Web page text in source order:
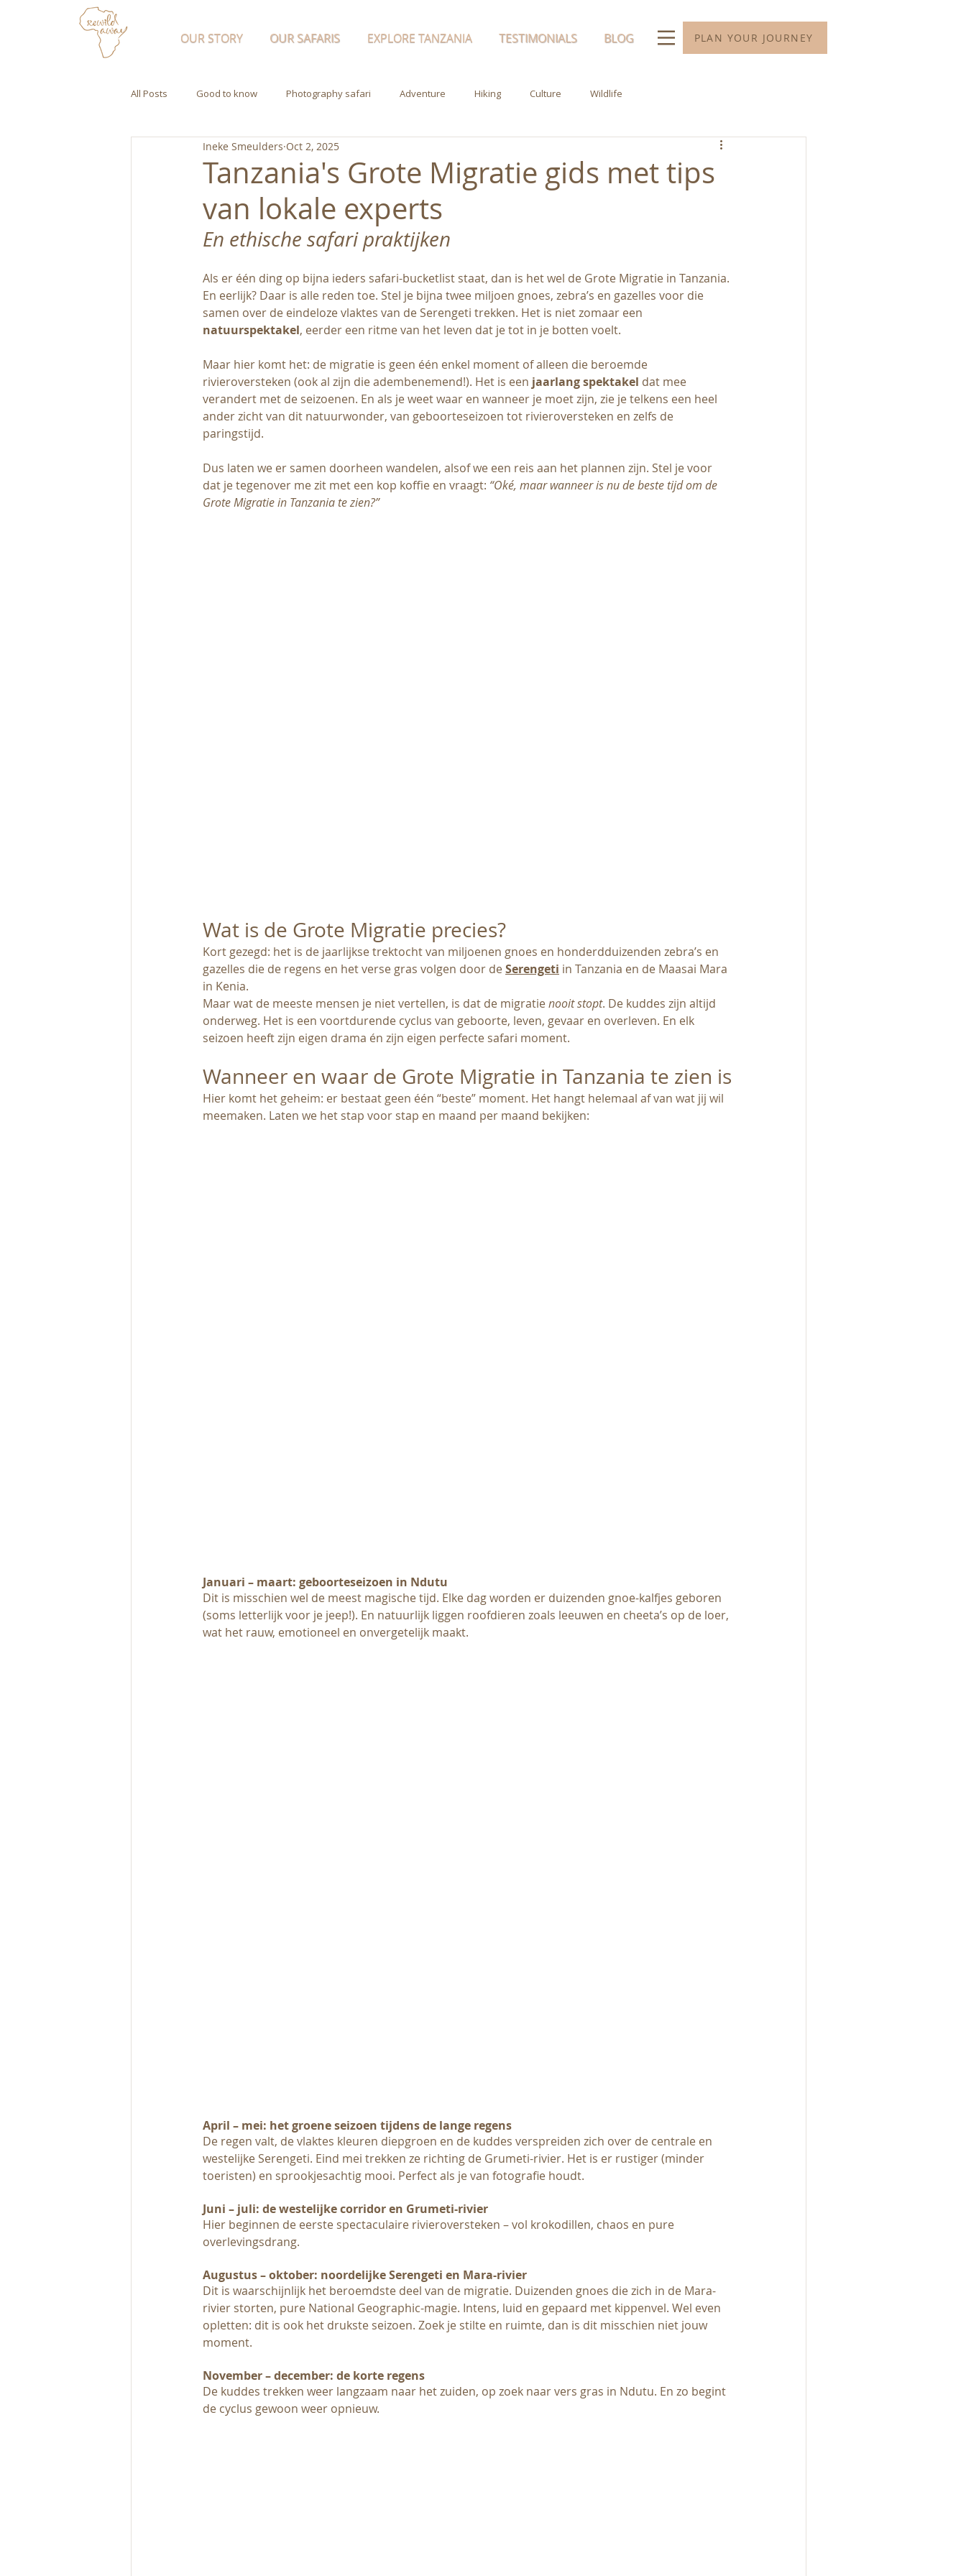
OUR STORY OUR SAFARIS EXPLORE TANZANIA TESTIMONIALS BLOG PLAN YOUR JOURNEY
All Posts Good to know Photography safari Adventure Hiking Culture Wildlife
Tanzania's Grote Migratie gids met tips
van lokale experts
Ineke Smeulders Oct 2, 2025
En ethische safari praktijken
Als er één ding op bijna ieders safari-bucketlist staat, dan is het wel de Grote Migratie in Tanzania.
En eerlijk? Daar is alle reden toe. Stel je bijna twee miljoen gnoes, zebra’s en gazelles voor die
samen over de eindeloze vlaktes van de Serengeti trekken. Het is niet zomaar een
natuurspektakel, eerder een ritme van het leven dat je tot in je botten voelt.
Maar hier komt het: de migratie is geen één enkel moment of alleen die beroemde
rivieroversteken (ook al zijn die adembenemend!). Het is een jaarlang spektakel dat mee
verandert met de seizoenen. En als je weet waar en wanneer je moet zijn, zie je telkens een heel
ander zicht van dit natuurwonder, van geboorteseizoen tot rivieroversteken en zelfs de
paringstijd.
Dus laten we er samen doorheen wandelen, alsof we een reis aan het plannen zijn. Stel je voor
dat je tegenover me zit met een kop koffie en vraagt: “Oké, maar wanneer is nu de beste tijd om de
Grote Migratie in Tanzania te zien?”
Wat is de Grote Migratie precies?
Kort gezegd: het is de jaarlijkse trektocht van miljoenen gnoes en honderdduizenden zebra’s en
gazelles die de regens en het verse gras volgen door de Serengeti in Tanzania en de Maasai Mara
in Kenia.
Maar wat de meeste mensen je niet vertellen, is dat de migratie nooit stopt. De kuddes zijn altijd
onderweg. Het is een voortdurende cyclus van geboorte, leven, gevaar en overleven. En elk
seizoen heeft zijn eigen drama én zijn eigen perfecte safari moment.
Wanneer en waar de Grote Migratie in Tanzania te zien is
Hier komt het geheim: er bestaat geen één “beste” moment. Het hangt helemaal af van wat jij wil
meemaken. Laten we het stap voor stap en maand per maand bekijken:
Januari – maart: geboorteseizoen in Ndutu
Dit is misschien wel de meest magische tijd. Elke dag worden er duizenden gnoe-kalfjes geboren
(soms letterlijk voor je jeep!). En natuurlijk liggen roofdieren zoals leeuwen en cheeta’s op de loer,
wat het rauw, emotioneel en onvergetelijk maakt.
April – mei: het groene seizoen tijdens de lange regens
De regen valt, de vlaktes kleuren diepgroen en de kuddes verspreiden zich over de centrale en
westelijke Serengeti. Eind mei trekken ze richting de Grumeti-rivier. Het is er rustiger (minder
toeristen) en sprookjesachtig mooi. Perfect als je van fotografie houdt.
Juni – juli: de westelijke corridor en Grumeti-rivier
Hier beginnen de eerste spectaculaire rivieroversteken – vol krokodillen, chaos en pure
overlevingsdrang.
Augustus – oktober: noordelijke Serengeti en Mara-rivier
Dit is waarschijnlijk het beroemdste deel van de migratie. Duizenden gnoes die zich in de Mara-
rivier storten, pure National Geographic-magie. Intens, luid en gepaard met kippenvel. Wel even
opletten: dit is ook het drukste seizoen. Zoek je stilte en ruimte, dan is dit misschien niet jouw
moment.
November – december: de korte regens
De kuddes trekken weer langzaam naar het zuiden, op zoek naar vers gras in Ndutu. En zo begint
de cyclus gewoon weer opnieuw.